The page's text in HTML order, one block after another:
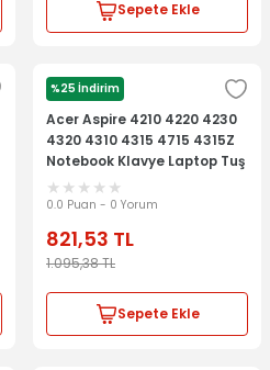
Sepete Ekle
%25 İndirim
ACER
Acer Aspire 4210 4220 4230
4320 4310 4315 4715 4315Z
Notebook Klavye Laptop Tuş
Takımı
0.0 Puan - 0 Yorum
821,53 TL
1.095,38TL
Sepete Ekle